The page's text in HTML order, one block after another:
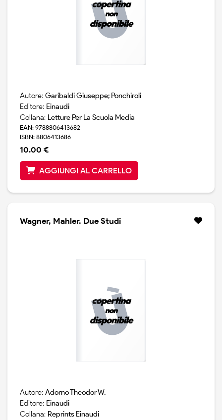
Autore: Garibaldi Giuseppe; Ponchiroli
Editore: Einaudi
Collana: Letture Per La Scuola Media
EAN: 9788806413682
ISBN: 8806413686
10.00 €
AGGIUNGI AL CARRELLO
Wagner, Mahler. Due Studi
Autore: Adorno Theodor W.
Editore: Einaudi
Collana: Reprints Einaudi